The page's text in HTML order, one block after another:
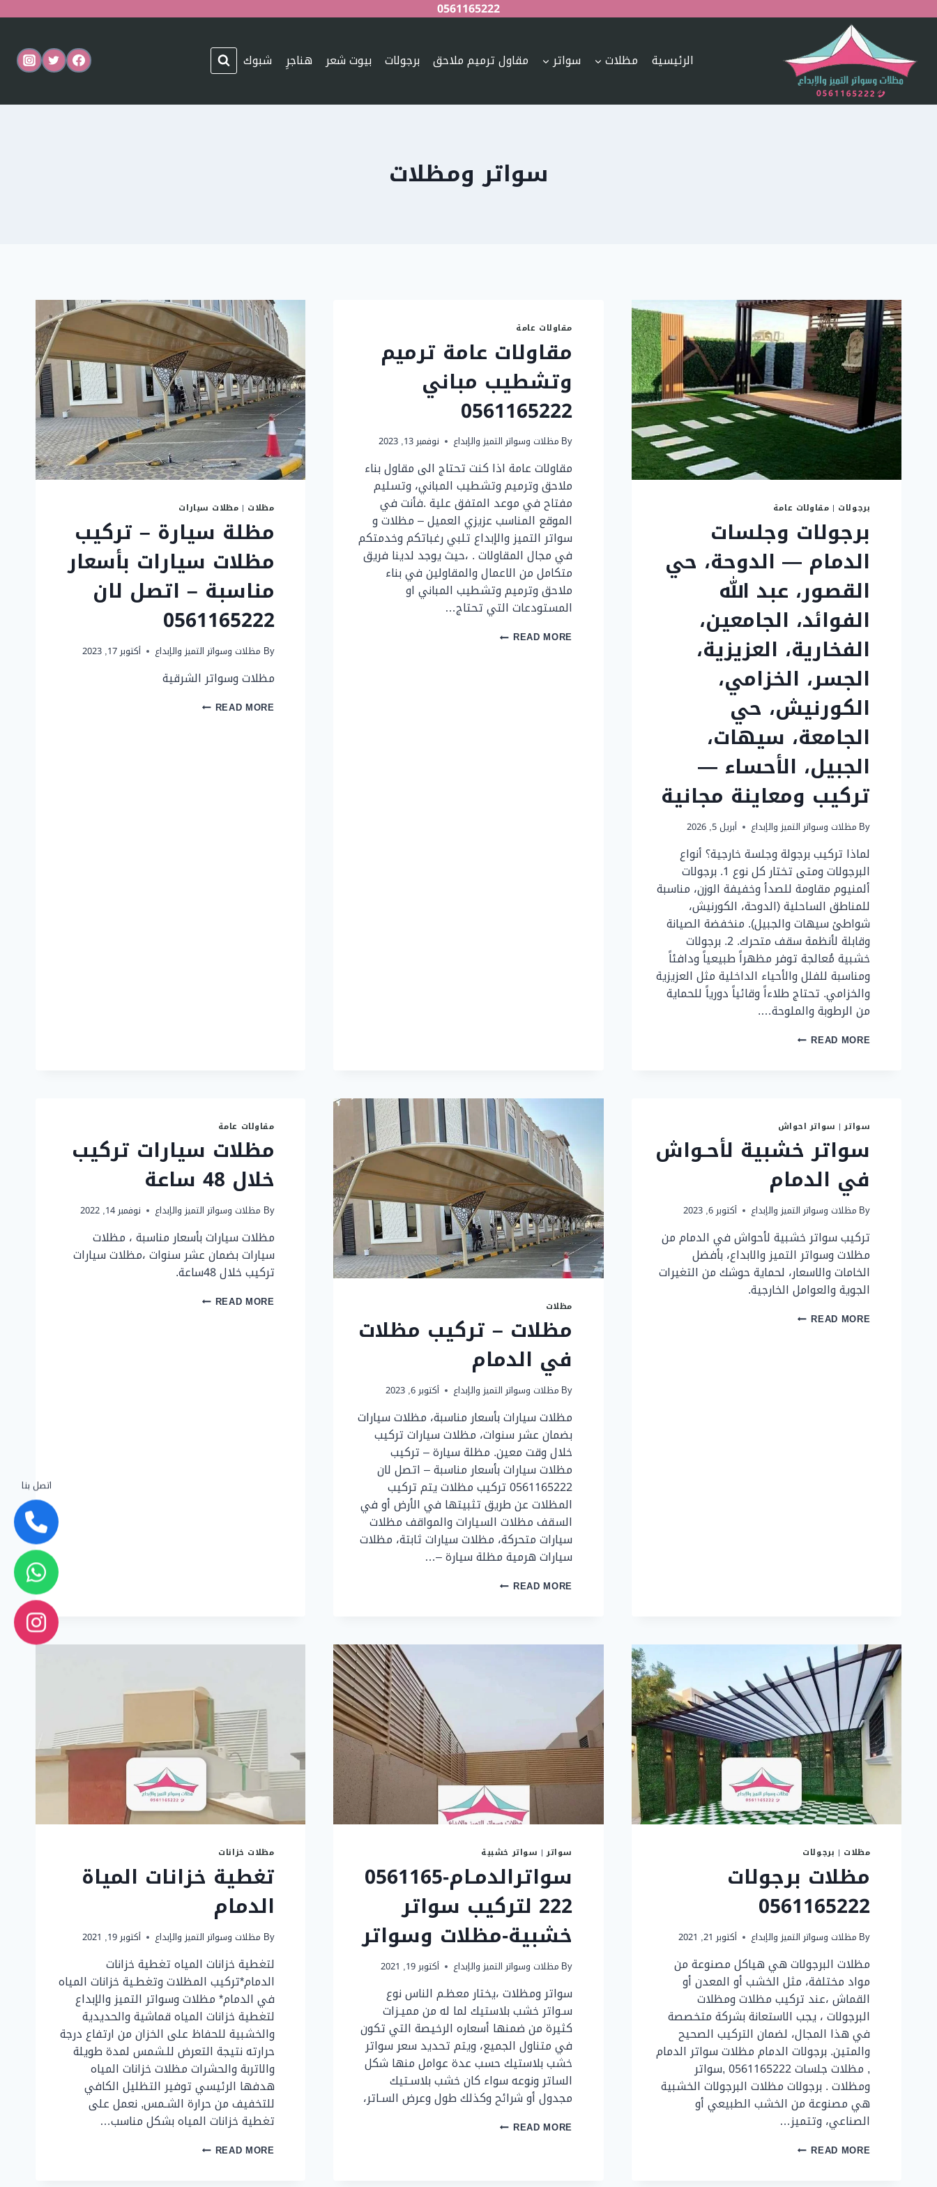
0561165222
الرئيسية مظلات سواتر مقاول ترميم ملاحق برجولات بيوت شعر هناجرِ شبوك
سواتر ومظلات
برجولات | مقاولات عامة
برجولات وجلسات
الدمام — الدوحة، حي
القصور، عبد الله
الفوائد، الجامعين،
الفخارية، العزيزية،
الجسر، الخزامي،
الكورنيش، حي
الجامعة، سيهات،
الجبيل، الأحساء —
تركيب ومعاينة مجانية
By مظلات وسواتر التميز والإبداع أبريل 5, 2026
لماذا تركيب برجولة وجلسة خارجية؟ أنواع
البرجولات ومتى تختار كل نوع 1. برجولات
ألمنيوم مقاومة للصدأ وخفيفة الوزن، مناسبة
للمناطق الساحلية (الدوحة، الكورنيش،
شواطئ سيهات والجبيل). منخفضة الصيانة
وقابلة لأنظمة سقف متحرك. 2. برجولات
خشبية مُعالجة توفر مظهراً طبيعياً ودافئاً
ومناسبة للفلل والأحياء الداخلية مثل العزيزية
والخزامي. تحتاج طلاءاً وقائياً دورياً للحماية
من الرطوبة والملوحة….
READ MOREبرجولات
القصور،
عبد
الله
الفوائد،
الجامعين،
الفخارية،
العزيزية،
الجسر،
الخزامي،
الكورنيش،
حي
الجامعة،
سيهات،
الجبيل،
الأحساء
مقاولات عامة
مقاولات عامة ترميم
وتشطيب مباني
0561165222
By مظلات وسواتر التميز والإبداع نوفمبر 13, 2023
مقاولات عامة اذا كنت تحتاج الى مقاول بناء
ملاحق وترميم وتشطيب المباني، وتسليم
مفتاح في موعد المتفق علية .فأنت في
الموقع المناسب عزيزي العميل – مظلات و
سواتر التميز والإبداع تلبي رغباتكم وخدمتكم
في مجال المقاولات . ،حيث يوجد لدينا فريق
متكامل من الاعمال والمقاولين في بناء
ملاحق وترميم وتشطيب المباني او
المستودعات التي تحتاج…
READ MOREمقاولات
مظلات | مظلات سيارات
مظلة سيارة – تركيب
مظلات سيارات بأسعار
مناسبة – اتصل لان
0561165222
By مظلات وسواتر التميز والإبداع أكتوبر 17, 2023
مظلات وسواتر الشرقية
READ MOREمظلة
سواتر| سواتر احواش
سواتر خشبية لأحـواش
في الدمام
By مظلات وسواتر التميز والإبداع أكتوبر 6, 2023
تركيب سواتر خشبية لأحواش في الدمام من
مظلات وسواتر التميز والابداع، بأفضل
الخامات والاسعار، لحماية حوشك من التغيرات
الجوية والعوامل الخارجية.
READ MOREسواتر
مظلات
مظلات – تركيب مظلات
في الدمام
By مظلات وسواتر التميز والإبداع أكتوبر 6, 2023
مظلات سيارات بأسعار مناسبة، مظلات سيارات
بضمان عشر سنوات، مظلات سيارات تركيب
خلال وقت معين. مظلة سيارة – تركيب
مظلات سيارات بأسعار مناسبة – اتصل لان
0561165222 تركيب مظلات يتم تركيب
المظلات عن طريق تثبيتها في الأرض أو في
السقف مظلات السيارات والمواقف مظلات
سيارات متحركة، مظلات سيارات ثابتة، مظلات
سيارات هرمية مظلة سيارة –…
READ MOREمظلات
مقاولات عامة
مظلات سيارات تركيب
خلال 48 ساعة
By مظلات وسواتر التميز والإبداع نوفمبر 14, 2022
مظلات سيارات بأسعار مناسبة ، مظلات
سيارات بضمان عشر سنوات ،مظلات سيارات
تركيب خلال 48ساعة.
READ MOREمظلات
مظلات | برجولات
مظلات برجولات
0561165222
By مظلات وسواتر التميز والإبداع أكتوبر 21, 2021
مظلات البرجولات هي هياكل مصنوعة من
مواد مختلفة، مثل الخشب أو المعدن أو
القماش ،عند تركيب مظلات ومظلات
البرجولات ، يجب الاستعانة بشركة متخصصة
في هذا المجال، لضمان التركيب الصحيح
والمتين. برجولات الدمام مظلات سواتر الدمام
, مظلات جلسات 0561165222 ,سواتر
ومظلات . برجولات مظلات البرجولات الخشبية
هي مصنوعة من الخشب الطبيعي أو
الصناعي، وتتميز…
READ MOREمظلات
سواتر| سواتر خشبية
سواترالدمـام-0561165
222 لتركيب سواتر
خشبية-مظلات وسواتر
By مظلات وسواتر التميز والإبداع أكتوبر 19, 2021
سواتر ومظلات ،يختار معظـم الناس نوع
سـواتر خشب بلاستيك لما له من مميـزات
كثيرة من ضمنها أسعاره الرخيصة التي تكون
في متناول الجميع، ويتم تحديد سعر سواتر
خشب بلاستيك حسب عدة عوامل منها شكل
الساتر ونوعه سواء كان خشب بلاسـتيك
مجدول أو شرائح وكذلك طول وعرض السـاتر،
READ MORE
مظلات خزانات
تغطية خزانات المياة
الدمام
By مظلات وسواتر التميز والإبداع أكتوبر 19, 2021
لتغطية خزانات المياه تغطية خزانات
الدمام*تركيب المظلات وتغطـية خزانات المياه
في الدمام* مظلات وسواتر التميز والإبداع
لتغطية خزانات المياه قماشية والحديدية
والخشبية للحفاظ على الخزان من ارتفاع درجة
حرارته نتيجة التعرض للـشمس لمدة طويلة
والاتربة والحشرات مظلات خزانات المياه
هدفها الرئيسي توفير التظليل الكافي
للتخفيف من حرارة الشـمس, نعمل على
تغطية خزانات المياه بشكل مناسب…
READ MOREتغطية
اتصل بنا